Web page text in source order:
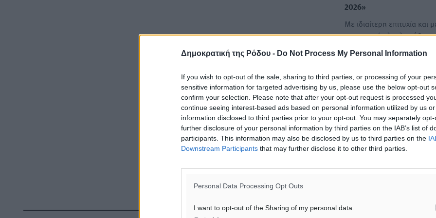
Δημοκρατική της Ρόδου - Do Not Process My Personal Information
If you wish to opt-out of the sale, sharing to third parties, or processing of your
sensitive information for targeted advertising by us, please use the below opt-out
confirm your selection. Please note that after your opt-out request is processed
continue seeing interest-based ads based on personal information utilized by us
information disclosed to third parties prior to your opt-out. You may separately
further disclosure of your personal information by third parties on the IAB’s list of
participants. This information may also be disclosed by us to third parties on the
Downstream Participants that may further disclose it to other third parties.
Personal Data Processing Opt Outs
I want to opt-out of the Sharing of my personal data.
2026»
Με ιδιαίτερη επιτυχία και
συμμετοχή ολοκληρώθηκε
Ποδοσφαίρου…
Πάνω από 500 παιδιά
συμμετείχαν στο 32ο
Ακαδημιών Ποδοσφαίρου
2025
Έληξε με επιτυχία για 32η
το τουρνουά Ακαδημιών
ΔΙΑΒΑΣΕ ΕΠΙΣΗΣ